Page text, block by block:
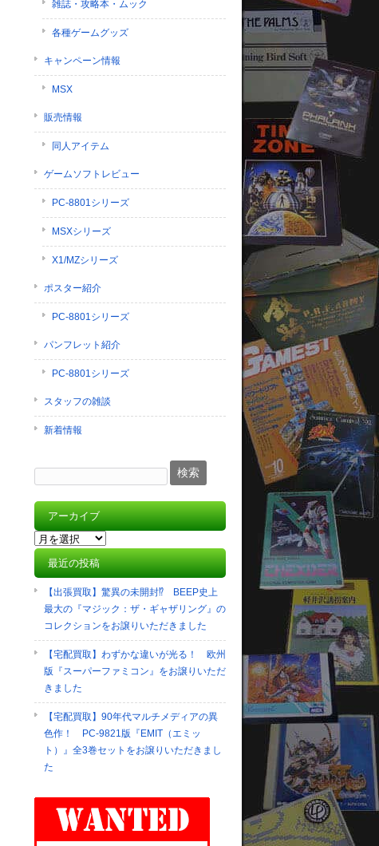
雑誌・攻略本・ムック
各種ゲームグッズ
キャンペーン情報
MSX
販売情報
同人アイテム
ゲームソフトレビュー
PC-8801シリーズ
MSXシリーズ
X1/MZシリーズ
ポスター紹介
PC-8801シリーズ
パンフレット紹介
PC-8801シリーズ
スタッフの雑談
新着情報
アーカイブ
最近の投稿
【出張買取】驚異の未開封⁉ BEEP史上
最大の『マジック：ザ・ギャザリング』の
コレクションをお譲りいただきました
【宅配買取】わずかな違いが光る！ 欧州
版『スーパーファミコン』をお譲りいただ
きました
【宅配買取】90年代マルチメディアの異
色作！ PC-9821版『EMIT（エミッ
ト）』全3巻セットをお譲りいただきまし
た